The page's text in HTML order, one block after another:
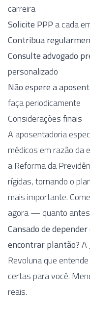
carreira
Solicite PPP a cada
Contribua
Consulte advogado
personalizado
Não espere a
faça periodicamente
Considerações finais
A aposentadoria
médicos em razão da
a Reforma da
rígidas, tornando o
mais importante.
agora — quanto
Cansado de
encontrar plantão?A
Revoluna que
certas para você.
reais.